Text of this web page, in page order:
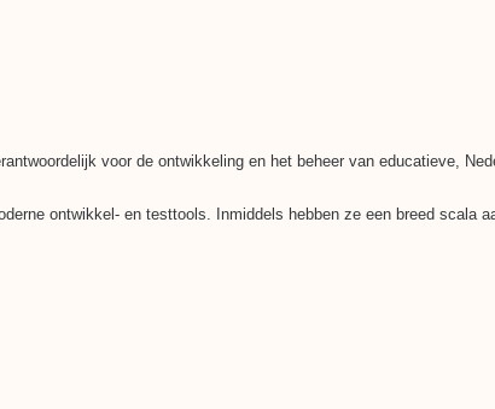
voor de ontwikkeling en het beheer van educatieve,
ontwikkel- en testtools. Inmiddels hebben ze een breed scala